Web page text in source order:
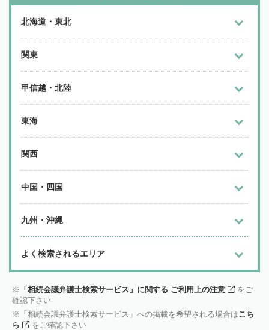
北海道・東北
関東
甲信越・北陸
東海
関西
中国・四国
九州・沖縄
よく検索されるエリア
「相続会議弁護士検索サービス」に関する ご利用上の注意
をご
確認下さい
「相続会議弁護士検索サービス」への掲載を希望される場合はこち
ら
をご確認下さい